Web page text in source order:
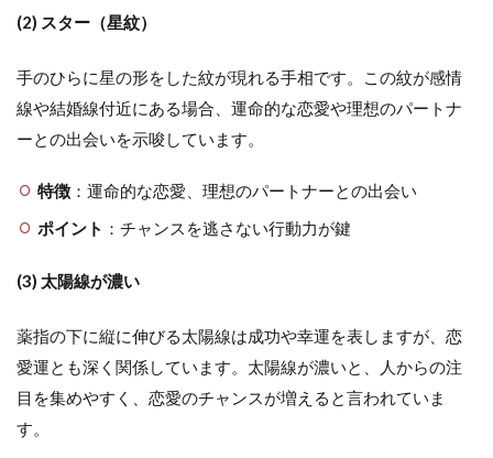
(2) スター（星紋）
手のひらに星の形をした紋が現れる手相です。この紋が感情
線や結婚線付近にある場合、運命的な恋愛や理想のパートナ
ーとの出会いを示唆しています。
特徴：運命的な恋愛、理想のパートナーとの出会い
ポイント ：チャンスを逃さない行動力が鍵
(3) 太陽線が濃い
薬指の下に縦に伸びる太陽線は成功や幸運を表しますが、恋
愛運とも深く関係しています。太陽線が濃いと、人からの注
目を集めやすく、恋愛のチャンスが増えると言われていま
す。